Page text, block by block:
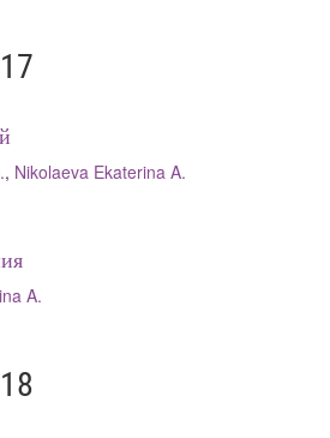
, Nikolaeva Ekaterina A.
A.